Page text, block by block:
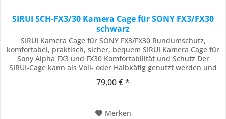
SIRUI SCH-FX3/30 Kamera Cage für SONY FX3/FX30
schwarz
SIRUI Kamera Cage für SONY FX3/FX30 Rundumschutz,
komfortabel, praktisch, sicher, bequem SIRUI Kamera Cage für
Sony Alpha FX3 und FX30 Komfortabilität und Schutz Der
SIRUI-Cage kann als Voll- oder Halbkäfig genutzt werden und
verfügt über viele Montagemöglichkeiten (1/4" Innengewinde,
79,00 € *
Merken